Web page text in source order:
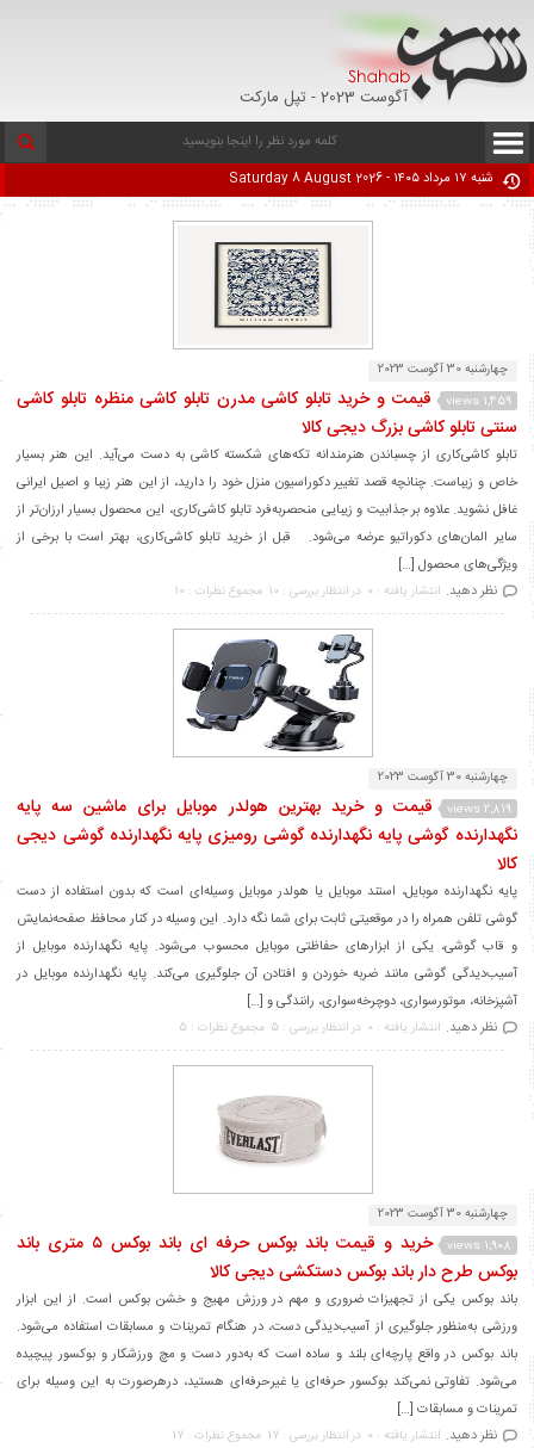
آگوست 2023 - تپل مارکت
شنبه ۱۷ مرداد ۱۴۰۵ - Saturday 8 August 2026
چهارشنبه 30 آگوست 2023
1,459 views
قیمت و خرید تابلو کاشی مدرن تابلو کاشی منظره تابلو کاشی
سنتی تابلو کاشی بزرگ دیجی کالا
تابلو کاشی‌کاری از چسباندن هنرمندانه تکه‌های شکسته کاشی به دست می‌آید. این هنر بسیار
خاص و زیباست. چنانچه قصد تغییر دکوراسیون منزل خود را دارید، از این هنر زیبا و اصیل ایرانی
غافل نشوید. علاوه بر جذابیت و زیبایی منحصربه‌فرد تابلو کاشی‌کاری، این محصول بسیار ارزان‌تر از
سایر المان‌های دکوراتیو عرضه می‌شود. قبل از خرید تابلو کاشی‌کاری، بهتر است با برخی از
ویژگی‌های محصول […]
نظر دهید. انتشار یافته : 0 در انتظار بررسی : 10 مجموع نظرات : 10
چهارشنبه 30 آگوست 2023
2,819 views
قیمت و خرید بهترین هولدر موبایل برای ماشین سه پایه
نگهدارنده گوشی پایه نگهدارنده گوشی رومیزی پایه نگهدارنده گوشی دیجی
کالا
پایه نگهدارنده موبایل، استند موبایل یا هولدر موبایل وسیله‌ای است که بدون استفاده از دست
گوشی تلفن همراه را در موقعیتی ثابت برای شما نگه دارد. این وسیله در کنار محافظ صفحه‌نمایش
و قاب گوشی، یکی از ابزارهای حفاظتی موبایل محسوب می‌شود. پایه نگهدارنده موبایل از
آسیب‌دیدگی گوشی مانند ضربه خوردن و افتادن آن جلوگیری می‌کند. پایه نگهدارنده موبایل در
آشپزخانه، موتورسواری، دوچرخه‌سواری، رانندگی و […]
نظر دهید. انتشار یافته : 0 در انتظار بررسی : 5 مجموع نظرات : 5
چهارشنبه 30 آگوست 2023
1,908 views
خرید و قیمت باند بوکس حرفه ای باند بوکس ۵ متری باند
بوکس طرح دار باند بوکس دستکشی دیجی کالا
باند بوکس یکی از تجهیزات ضروری و مهم در ورزش مهیج و خشن بوکس است. از این ابزار
ورزشی به‌منظور جلوگیری از آسیب‌دیدگی دست، در هنگام تمرینات و مسابقات استفاده می‌شود.
باند بوکس در واقع پارچه‌ای بلند و ساده است که به‌دور دست و مچ ورزشکار و بوکسور پیچیده
می‌شود. تفاوتی نمی‌کند بوکسور حرفه‌ای یا غیرحرفه‌ای هستید، درهرصورت به این وسیله برای
تمرینات و مسابقات […]
نظر دهید. انتشار یافته : 0 در انتظار بررسی : 17 مجموع نظرات : 17